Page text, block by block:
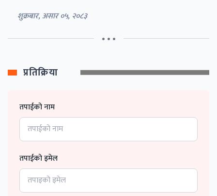
शुक्रबार, असार ०५, २०८३
• • •
प्रतिक्रिया
तपाईको नाम
तपाईको इमेल